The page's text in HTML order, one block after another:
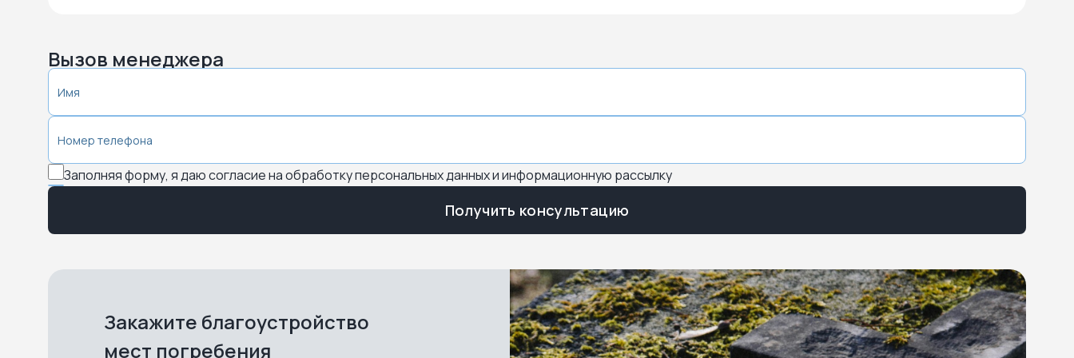
Вызов менеджера
Заполняя форму, я даю согласие на обработку персональных данных и информационную рассылку
Получить консультацию
Закажите благоустройство
мест погребения